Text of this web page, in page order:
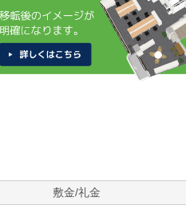
敷金/礼金